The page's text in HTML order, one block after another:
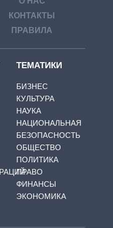
КОНТАКТЫ
ПРАВИЛА
ТЕМАТИКИ
БИЗНЕС
КУЛЬТУРА
НАУКА
НАЦИОНАЛЬНАЯ
БЕЗОПАСНОСТЬ
ОБЩЕСТВО
ПОЛИТИКА
ПРАВО
ФИНАНСЫ
ЭКОНОМИКА